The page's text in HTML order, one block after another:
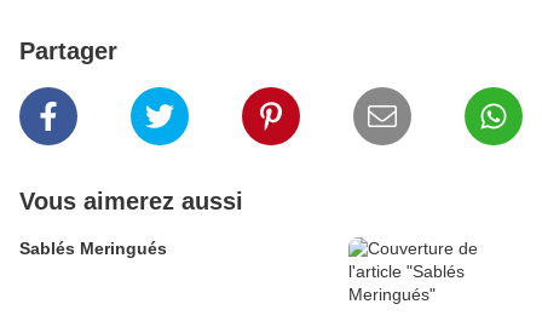
Partager
Vous aimerez aussi
Sablés Meringués